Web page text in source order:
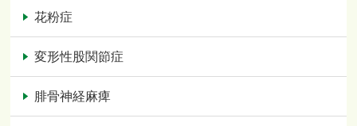
花粉症
変形性股関節症
腓骨神経麻痺